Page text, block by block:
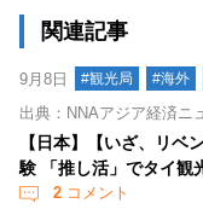
関連記事
9月8日 #観光局 #海外
出典：NNAアジア経済ニ
【日本】【いざ、リベ
験 「推し活」でタイ観
2 コメント